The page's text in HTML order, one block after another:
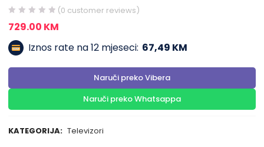
(0 customer reviews)
729.00 KM
Iznos rate na 12 mjeseci: 67,49 KM
Naruči preko Vibera
Naruči preko Whatsappa
KATEGORIJA: Televizori